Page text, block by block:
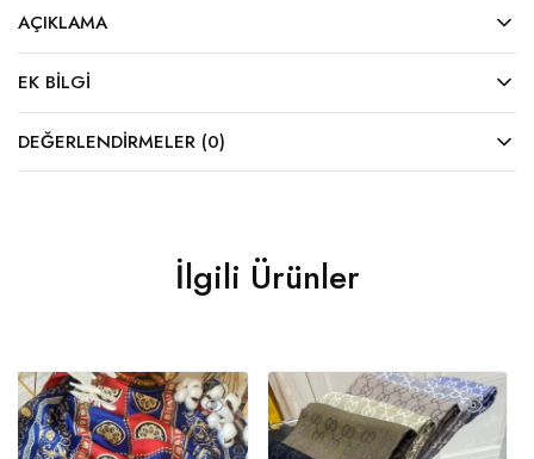
AÇIKLAMA
EK BILGI
DEĞERLENDIRMELER (0)
İlgili Ürünler